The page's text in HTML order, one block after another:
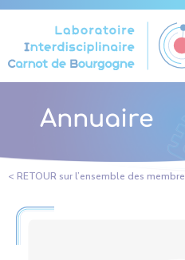
Annuaire
< RETOUR sur l’ensemble des
Panneau de gestion des